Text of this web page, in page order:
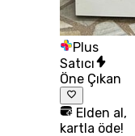
Plus
Satıcı
Öne Çıkan
Elden al,
kartla öde!